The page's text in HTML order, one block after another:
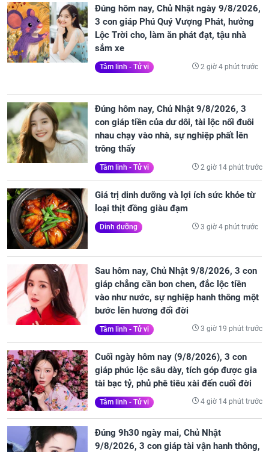
Đúng hôm nay, Chủ Nhật ngày 9/8/2026,
3 con giáp Phú Quý Vượng Phát, hưởng
Lộc Trời cho, làm ăn phát đạt, tậu nhà
sắm xe
Tâm linh - Tử vi 2 giờ 4 phút trước
Đúng hôm nay, Chủ Nhật 9/8/2026, 3
con giáp tiền của dư dôi, tài lộc nối đuôi
nhau chạy vào nhà, sự nghiệp phất lên
trông thấy
Tâm linh - Tử vi 2 giờ 14 phút trước
Giá trị dinh dưỡng và lợi ích sức khỏe từ
loại thịt đồng giàu đạm
Dinh dưỡng 3 giờ 4 phút trước
Sau hôm nay, Chủ Nhật 9/8/2026, 3 con
giáp chẳng cần bon chen, đắc lộc tiền
vào như nước, sự nghiệp hanh thông một
bước lên hương đổi đời
Tâm linh - Tử vi 3 giờ 19 phút trước
Cuối ngày hôm nay (9/8/2026), 3 con
giáp phúc lộc sâu dày, tích góp được gia
tài bạc tỷ, phủ phê tiêu xài đến cuối đời
Tâm linh - Tử vi 4 giờ 14 phút trước
Đúng 9h30 ngày mai, Chủ Nhật
9/8/2026, 3 con giáp tài vận hanh thông,